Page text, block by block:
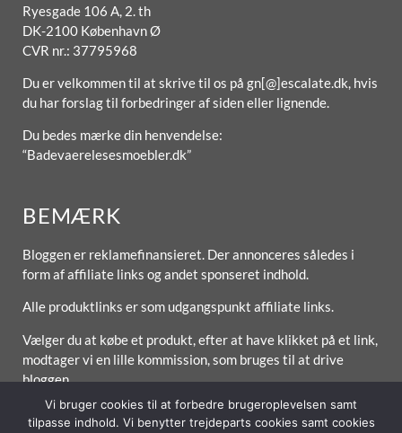
Ryesgade 106 A, 2. th
DK-2100 København Ø
CVR nr.: 37795968
Du er velkommen til at skrive til os på gn[@]escalate.dk, hvis
du har forslag til forbedringer af siden eller lignende.
Du bedes mærke din henvendelse:
“Badevaerelesesmoebler.dk”
BEMÆRK
Bloggen er reklamefinansieret. Der annonceres således i
form af affiliate links og andet sponseret indhold.
Alle produktlinks er som udgangspunkt affiliate links.
Vælger du at købe et produkt, efter at have klikket på et link,
modtager vi en lille kommission, som bruges til at drive
bloggen.
Vi bruger cookies til at forbedre brugeroplevelsen samt
tilpasse indhold. Vi benytter trejdeparts cookies samt cookies